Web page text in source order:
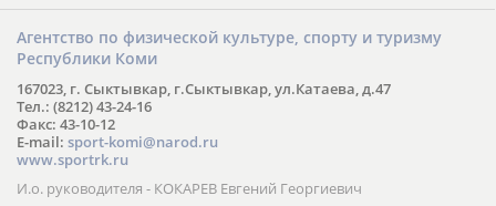
Агентство по физической культуре, спорту и туризму
Республики Коми
167023, г. Сыктывкар, г.Сыктывкар, ул.Катаева, д.47
Тел.: (8212) 43-24-16
Факс: 43-10-12
E-mail: sport-komi@narod.ru
www.sportrk.ru
И.о. руководителя - КОКАРЕВ Евгений Георгиевич